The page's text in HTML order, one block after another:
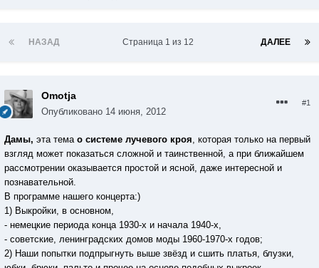
НАЗАД ДАЛЕЕ
Страница 1 из 12
Omotja
Опубликовано 14 июня, 2012
#1
Дамы, эта тема о системе лучевого кроя, которая только на первый
взгляд может показаться сложной и таинственной, а при ближайшем
рассмотрении оказывается простой и ясной, даже интересной и
познавательной.
В программе нашего концерта:)
1) Выкройки, в основном,
- немецкие периода конца 1930-х и начала 1940-х,
- советские, ленинградских домов моды 1960-1970-х годов;
2) Наши попытки подпрыгнуть выше звёзд и сшить платья, блузки,